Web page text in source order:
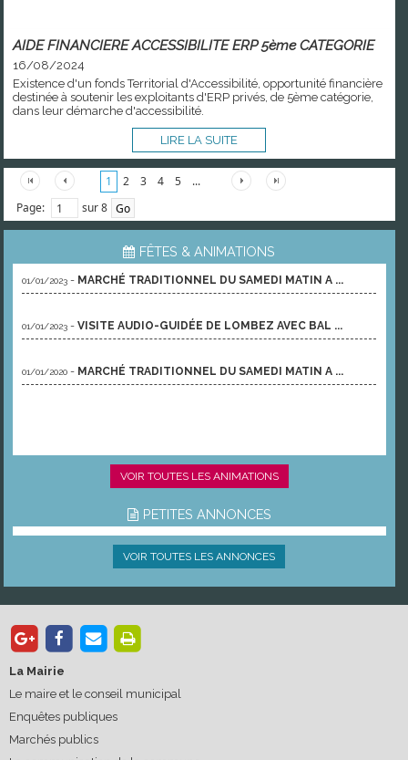
AIDE FINANCIERE ACCESSIBILITE ERP 5ème CATEGORIE
16/08/2024
Existence d'un fonds Territorial d'Accessibilité, opportunité financière
destinée à soutenir les exploitants d'ERP privés, de 5ème catégorie,
dans leur démarche d'accessibilité.
LIRE LA SUITE
1 2 3 4 5
...
Page:
sur 8
FÊTES & ANIMATIONS
01/01/2023 - MARCHÉ TRADITIONNEL DU SAMEDI MATIN A ...
01/01/2023 -VISITE AUDIO-GUIDÉE DE LOMBEZ AVEC BAL ...
01/01/2020 - MARCHÉ TRADITIONNEL DU SAMEDI MATIN A ...
VOIR TOUTES LES ANIMATIONS
PETITES ANNONCES
VOIR TOUTES LES ANNONCES
La Mairie
Le maire et le conseil municipal
Enquêtes publiques
Marchés publics